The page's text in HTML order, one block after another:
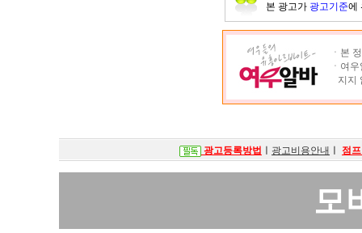
본 광고가 광고기준에
ㆍ본
ㆍ여
지지
광고등록방법 광고비용안내 점
모